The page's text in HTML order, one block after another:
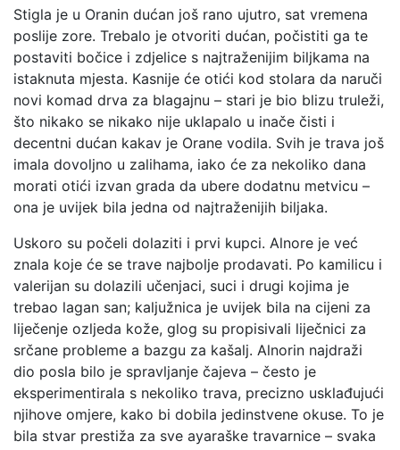
Stigla je u Oranin dućan još rano ujutro, sat vremena
poslije zore. Trebalo je otvoriti dućan, počistiti ga te
postaviti bočice i zdjelice s najtraženijim biljkama na
istaknuta mjesta. Kasnije će otići kod stolara da naruči
novi komad drva za blagajnu – stari je bio blizu truleži,
što nikako se nikako nije uklapalo u inače čisti i
decentni dućan kakav je Orane vodila. Svih je trava još
imala dovoljno u zalihama, iako će za nekoliko dana
morati otići izvan grada da ubere dodatnu metvicu –
ona je uvijek bila jedna od najtraženijih biljaka.
Uskoro su počeli dolaziti i prvi kupci. Alnore je već
znala koje će se trave najbolje prodavati. Po kamilicu i
valerijan su dolazili učenjaci, suci i drugi kojima je
trebao lagan san; kaljužnica je uvijek bila na cijeni za
liječenje ozljeda kože, glog su propisivali liječnici za
srčane probleme a bazgu za kašalj. Alnorin najdraži
dio posla bilo je spravljanje čajeva – često je
eksperimentirala s nekoliko trava, precizno usklađujući
njihove omjere, kako bi dobila jedinstvene okuse. To je
bila stvar prestiža za sve ayaraške travarnice – svaka